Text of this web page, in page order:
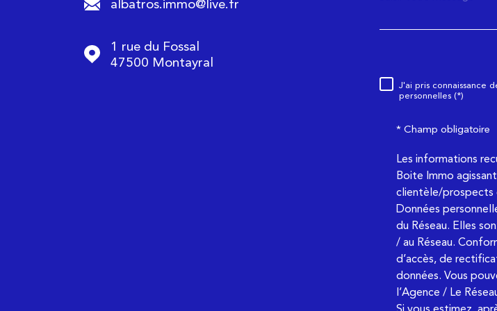
albatros.immo@live.fr
1 rue du Fossal
47500
Montayral
J'ai pris connaissance
personnelles (*)
* Champ obligatoire
Les informations
Boite Immo
clientèle/prospects
Données
du Réseau. Elles
/ au Réseau.
d’accès, de
données. Vous
l’Agence / Le